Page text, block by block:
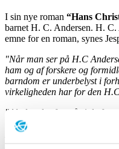
I sin nye roman “Hans
barnet H. C. Andersen. H.
emne for en roman, synes
"Når man ser på H.C
ham og af forskere og
barndom er underbelyst i
virkeligheden har for den
"Alt det, der foregår i de
indtil han rejser til
H.C. Andersen, vi i dag